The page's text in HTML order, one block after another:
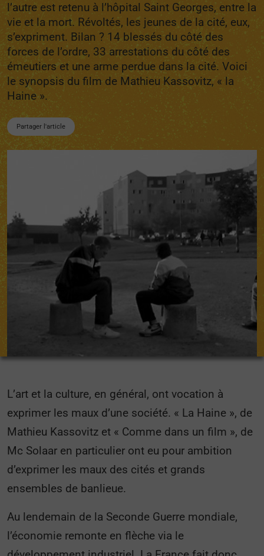
l’autre est retenu à l’hôpital Saint Georges, entre la
vie et la mort. Révoltés, les jeunes de la cité, eux,
s’expriment. Bilan ? 14 blessés du côté des
forces de l’ordre, 33 arrestations du côté des
émeutiers et une arme perdue dans la cité. Voici
le synopsis du film de Mathieu Kassovitz, « la
Haine ».
Partager l'article
L’art et la culture, en général, ont vocation à
exprimer les maux d’une société. « La Haine », de
Mathieu Kassovitz et « Comme dans un film », de
Mc Solaar en particulier ont eu pour ambition
d’exprimer les maux des cités et grands
ensembles de banlieue.
Au lendemain de la Seconde Guerre mondiale,
l’économie remonte en flèche via le